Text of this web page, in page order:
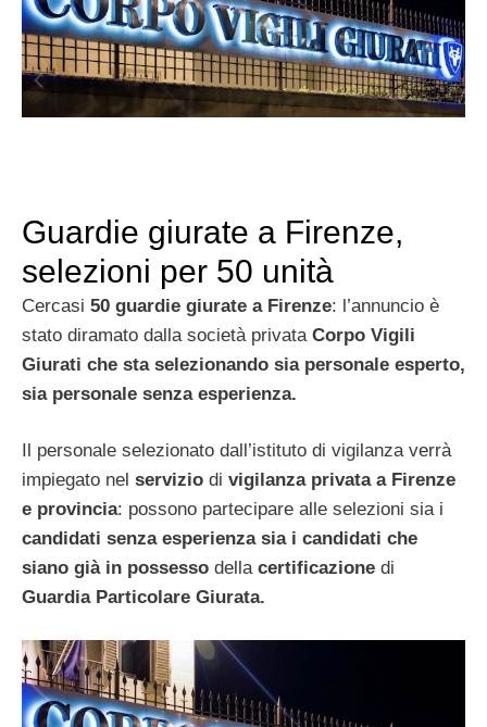
Guardie giurate a Firenze,
selezioni per 50 unità
Cercasi 50 guardie giurate a Firenze: l’annuncio è
stato diramato dalla società privata Corpo Vigili
Giurati che sta selezionando sia personale esperto,
sia personale senza esperienza.
Il personale selezionato dall’istituto di vigilanza verrà
impiegato nel servizio di vigilanza privata a Firenze
e provincia: possono partecipare alle selezioni sia i
candidati senza esperienza sia i candidati che
siano già in possesso della certificazione di
Guardia Particolare Giurata.